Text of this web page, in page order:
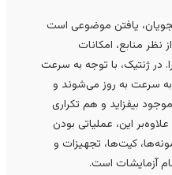
یافتن موضوعی است
امکانات
با توجه به سرعت
به روز می‌شوند و
و هم تکراری
این، عملیاتی بودن
کیت‌ها، تجهیزات و
است.